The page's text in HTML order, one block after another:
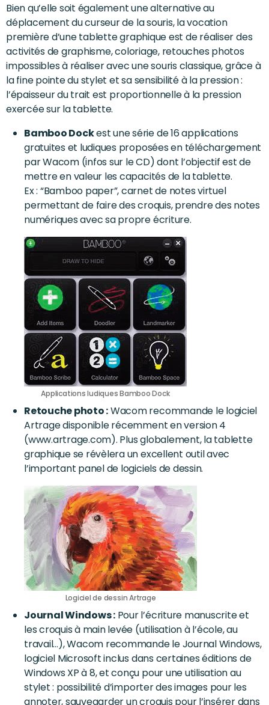
Bien qu’elle soit également une alternative au
déplacement du curseur de la souris, la vocation
première d’une tablette graphique est de réaliser des
activités de graphisme, coloriage, retouches photos
impossibles à réaliser avec une souris classique, grâce à
la fine pointe du stylet et sa sensibilité à la pression :
l’épaisseur du trait est proportionnelle à la pression
exercée sur la tablette.
Bamboo Dockest une série de 16 applications
gratuites et ludiques proposées en téléchargement
par Wacom (infos sur le CD) dont l’objectif est de
mettre en valeur les capacités de la tablette.
Ex : “Bamboo paper”, carnet de notes virtuel
permettant de faire des croquis, prendre des notes
numériques avec sa propre écriture.
Applications ludiques Bamboo Dock
Retouche photo :Wacom recommande le logiciel
Artrage disponible récemment en version 4
(www.artrage.com). Plus globalement, la tablette
graphique se révèlera un excellent outil avec
l’important panel de logiciels de dessin.
Logiciel de dessin Artrage
Journal Windows :Pour l’écriture manuscrite et
les croquis à main levée (utilisation à l’école, au
travail…), Wacom recommande le Journal Windows,
logiciel Microsoft inclus dans certaines éditions de
Windows XP à 8, et conçu pour une utilisation au
stylet : possibilité d’importer des images pour les
annoter, sauvegarder un croquis pour l’insérer dans